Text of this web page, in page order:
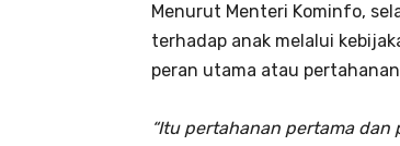
Menurut Menteri Kominfo,
terhadap anak melalui
peran utama atau
“Itu pertahanan pertama